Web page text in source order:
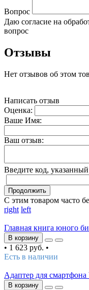
Вопрос
Даю согласие на
вопрос
Отзывы
Нет отзывов об этом
Написать отзыв
Оценка:
Ваше Имя:
Ваш отзыв:
Введите код,
Продолжить
С этим товаром часто
right left
Главная книга юного
В корзину
• 1 623 руб. •
Есть в наличии
Адаптер для
В корзину